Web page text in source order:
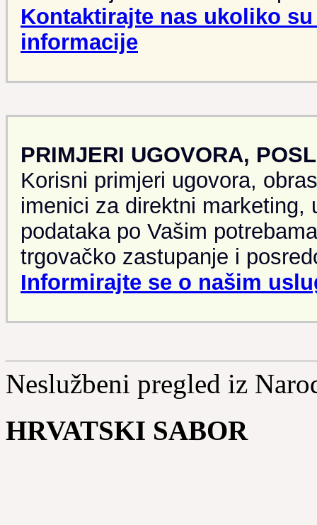
Kontaktirajte nas ukoliko
informacije
PRIMJERI UGOVORA,
Korisni primjeri ugovora,
imenici za direktni
podataka po Vašim
trgovačko zastupanje i
Informirajte se o našim
Neslužbeni pregled iz
HRVATSKI SABOR